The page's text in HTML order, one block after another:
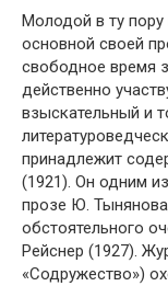
Молодой в ту пору
основной своей
свободное время
действенно
взыскательный и
принадлежит
(1921). Он одним
прозе Ю.
обстоятельного
Рейснер (1927).
«Содружество»)